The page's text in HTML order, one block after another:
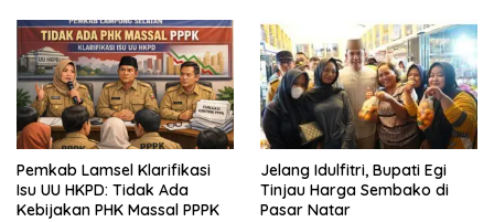
Pemkab Lamsel Klarifikasi
Isu UU HKPD: Tidak Ada
Kebijakan PHK Massal PPPK
Jelang Idulfitri, Bupati Egi
Tinjau Harga Sembako di
Pasar Natar